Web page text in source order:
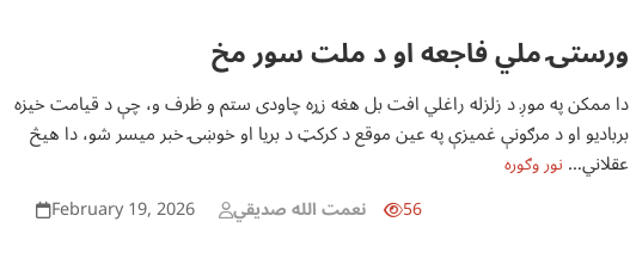
ورستۍ ملي فاجعه او د ملت سور مخ
دا ممکن په موږ د زلزله راغلي افت بل هغه زړه چاودی ستم و ظرف و، چې د قیامت خیزه
بربادیو او د مرګونې غمیزې په عین موقع د کرکټ د بریا او خوښۍ خبر میسر شو، دا هیڅ
عقلاني… نور وګوره
February 19, 2026 نعمت الله صديقي 56